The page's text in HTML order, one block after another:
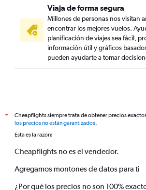
Viaja de forma segura
Millones de personas nos visitan
encontrar los mejores vuelos.
planificación de viajes sea fácil,
información útil y gráficos
pueden ayudarte a tomar
*
Cheapflights siempre trata de obtener precios
los precios no están garantizados.
Esta es la razón:
Cheapflights no es el vendedor.
Agregamos montones de datos para ti
¿Por qué los precios no son 100%